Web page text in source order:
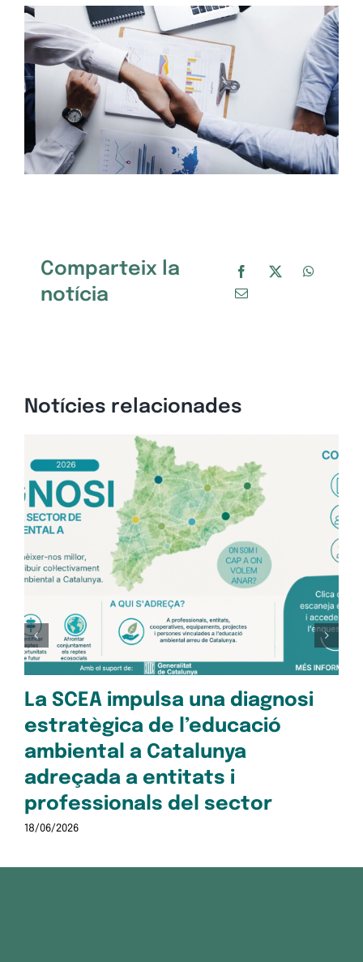
Comparteix la
notícia
Notícies relacionades
La SCEA impulsa una diagnosi
estratègica de l’educació
ambiental a Catalunya
adreçada a entitats i
professionals del sector
18/06/2026